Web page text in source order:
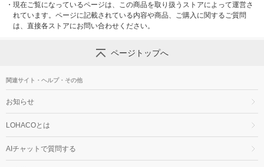
・ 現在ご覧になっているページは、この商品を取り扱うストアによって運営さ
れています。ページに記載されている内容や商品、ご購入に関するご質問
は、直接各ストアにお問い合わせください。
ページトップへ
関連サイト・ヘルプ・その他
お知らせ
LOHACOとは
AIチャットで質問する